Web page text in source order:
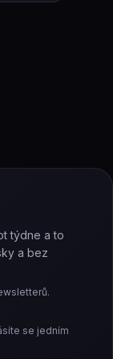
týdne a to
a bez
se jedním